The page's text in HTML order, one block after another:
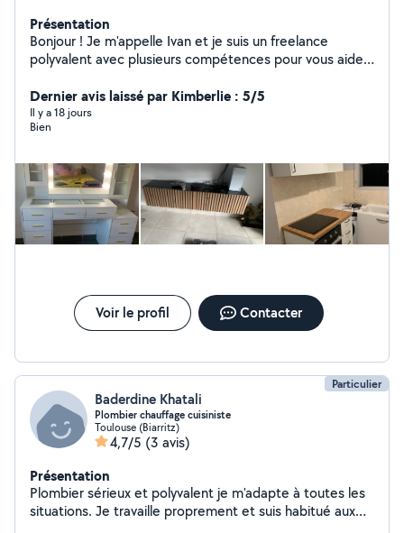
Présentation
Bonjour ! Je m'appelle Ivan et je suis un freelance
polyvalent avec plusieurs compétences pour vous aider
et décoration intérieure/exterieure Montage de
meubles installation rapide et fiable Services
domestiques ménage, organisation et aide à domicile
à vos besoins pour fournir un travail de qualité.
Dernier avis laissé par Kimberlie : 5/5
Il y a 18 jours
Bien
Voir le profil Contacter
Particulier
Baderdine Khatali
Plombier chauffage cuisiniste
Toulouse (Biarritz)
4,7/5 (3 avis)
Présentation
Plombier sérieux et polyvalent je m'adapte à toutes les
situations. Je travaille proprement et suis habitué aux